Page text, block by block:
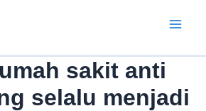
sakit anti
selalu menjadi